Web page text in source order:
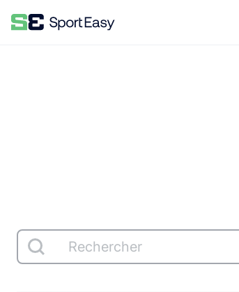
search
Rechercher